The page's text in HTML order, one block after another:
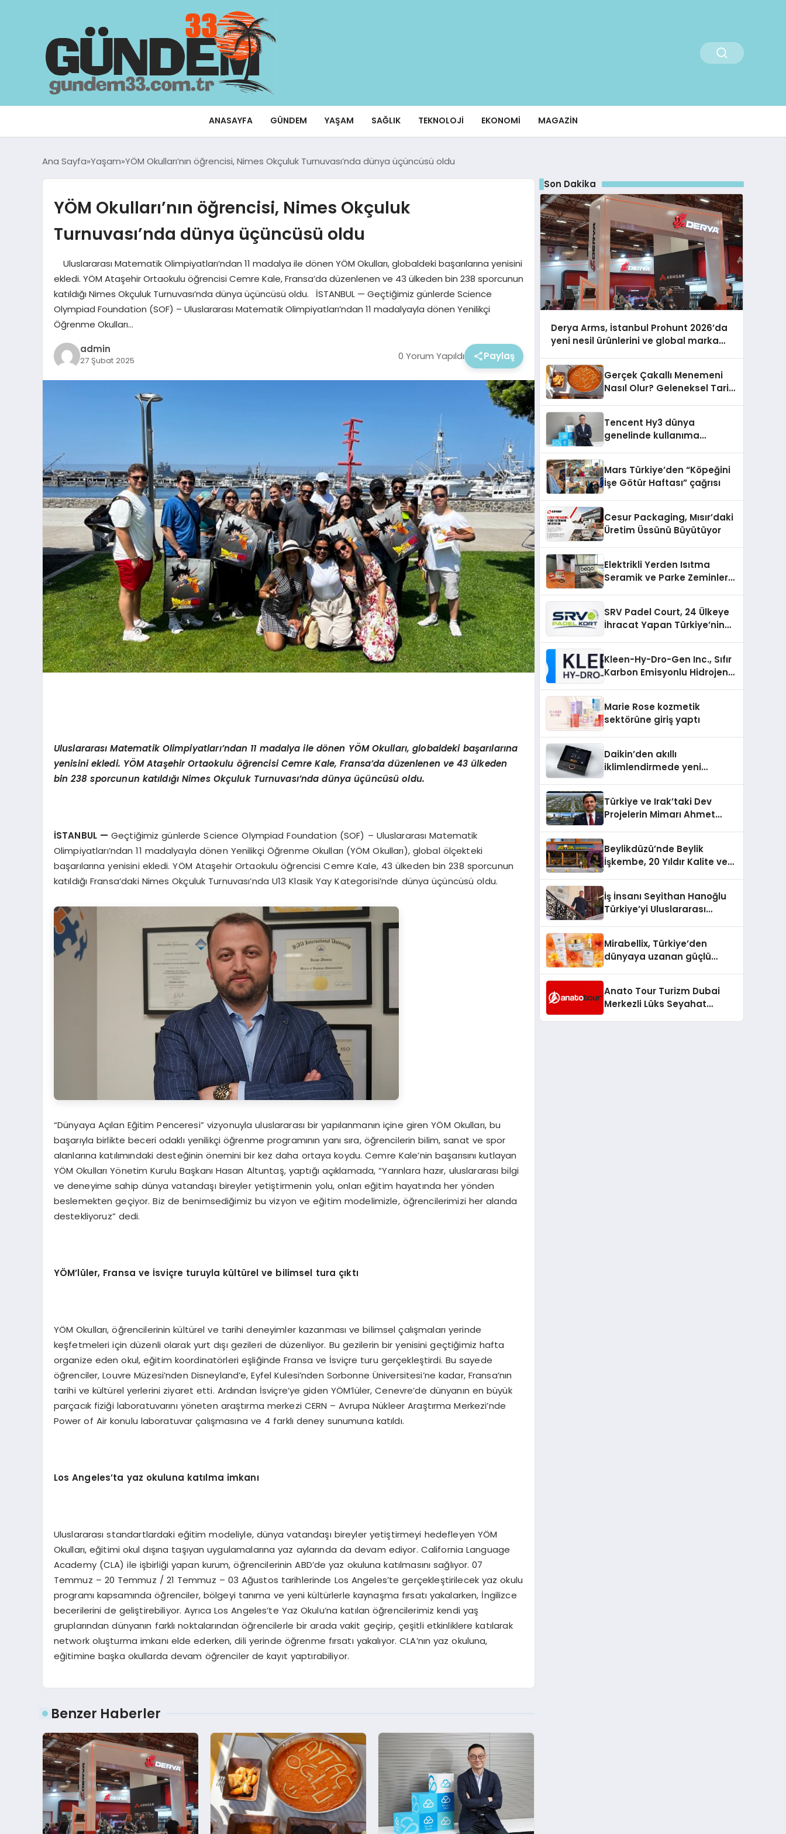
ANASAYFA GÜNDEM YAŞAM SAĞLIK TEKNOLOJI EKONOMI MAGAZIN
Ana Sayfa Yaşam YÖM Okulları’nın öğrencisi, Nimes Okçuluk Turnuvası’nda dünya üçüncüsü oldu
YÖM Okulları’nın öğrencisi, Nimes Okçuluk
Turnuvası’nda dünya üçüncüsü oldu
Uluslararası Matematik Olimpiyatları’ndan 11 madalya ile dönen YÖM Okulları, globaldeki başarılarına yenisini
ekledi. YÖM Ataşehir Ortaokulu öğrencisi Cemre Kale, Fransa’da düzenlenen ve 43 ülkeden bin 238 sporcunun
katıldığı Nimes Okçuluk Turnuvası’nda dünya üçüncüsü oldu. İSTANBUL — Geçtiğimiz günlerde Science
Olympiad Foundation (SOF) – Uluslararası Matematik Olimpiyatları’ndan 11 madalyayla dönen Yenilikçi
Öğrenme Okulları…
admin
27 Şubat 2025 0 Yorum Yapıldı Paylaş
UluslararasıMatematik Olimpiyatları’ndan 11 madalya ile dönen YÖM Okulları, globaldeki başarılarına
yenisini ekledi. YÖM Ataşehir Ortaokulu öğrencisi Cemre Kale, Fransa’da düzenlenen ve 43ülkeden
bin 238 sporcunun katıldığı Nimes Okçuluk Turnuvası’nda dünyaüçüncüsüoldu.
İSTANBUL — Geçtiğimiz günlerde Science Olympiad Foundation (SOF) – Uluslararası Matematik
Olimpiyatları’ndan 11 madalyayla dönen Yenilikçi Öğrenme Okulları (YÖM Okulları), global ölçekteki
başarılarına yenisini ekledi. YÖM Ataşehir Ortaokulu öğrencisi Cemre Kale, 43 ülkeden bin 238 sporcunun
katıldığı Fransa’daki Nimes Okçuluk Turnuvası’nda U13 Klasik Yay Kategorisi’nde dünya üçüncüsü oldu.
“Dünyaya Açılan Eğitim Penceresi” vizyonuyla uluslararası bir yapılanmanın içine giren YÖM Okulları, bu
başarıyla birlikte beceri odaklı yenilikçi öğrenme programının yanı sıra, öğrencilerin bilim, sanat ve spor
alanlarına katılımındaki desteğinin önemini bir kez daha ortaya koydu. Cemre Kale’nin başarısını kutlayan
YÖM Okulları Yönetim Kurulu Başkanı Hasan Altuntaş, yaptığı açıklamada, “Yarınlara hazır, uluslararası bilgi
ve deneyime sahip dünya vatandaşı bireyler yetiştirmenin yolu, onları eğitim hayatında her yönden
beslemekten geçiyor. Biz de benimsediğimiz bu vizyon ve eğitim modelimizle, öğrencilerimizi her alanda
destekliyoruz” dedi.
YÖM’lüler, Fransa ve İsviçre turuyla kültürel ve bilimsel tura çıktı
YÖM Okulları, öğrencilerinin kültürel ve tarihi deneyimler kazanması ve bilimsel çalışmaları yerinde
keşfetmeleri için düzenli olarak yurt dışı gezileri de düzenliyor. Bu gezilerin bir yenisini geçtiğimiz hafta
organize eden okul, eğitim koordinatörleri eşliğinde Fransa ve İsviçre turu gerçekleştirdi. Bu sayede
öğrenciler, Louvre Müzesi’nden Disneyland’e, Eyfel Kulesi’nden Sorbonne Üniversitesi’ne kadar, Fransa’nın
tarihi ve kültürel yerlerini ziyaret etti. Ardından İsviçre’ye giden YÖM’lüler, Cenevre’de dünyanın en büyük
parçacık fiziği laboratuvarını yöneten araştırma merkezi CERN – Avrupa Nükleer Araştırma Merkezi’nde
Power of Air konulu laboratuvar çalışmasına ve 4 farklı deney sunumuna katıldı.
Los Angeles’ta yaz okuluna katılma imkanı
Uluslararası standartlardaki eğitim modeliyle, dünya vatandaşı bireyler yetiştirmeyi hedefleyen YÖM
Okulları, eğitimi okul dışına taşıyan uygulamalarına yaz aylarında da devam ediyor. California Language
Academy (CLA) ile işbirliği yapan kurum, öğrencilerinin ABD’de yaz okuluna katılmasını sağlıyor. 07
Temmuz – 20 Temmuz / 21 Temmuz – 03 Ağustos tarihlerinde Los Angeles’te gerçekleştirilecek yaz okulu
programı kapsamında öğrenciler, bölgeyi tanıma ve yeni kültürlerle kaynaşma fırsatı yakalarken, İngilizce
becerilerini de geliştirebiliyor. Ayrıca Los Angeles’te Yaz Okulu’na katılan öğrencilerimiz kendi yaş
gruplarından dünyanın farklı noktalarından öğrencilerle bir arada vakit geçirip, çeşitli etkinliklere katılarak
network oluşturma imkanı elde ederken, dili yerinde öğrenme fırsatı yakalıyor. CLA’nın yaz okuluna,
eğitimine başka okullarda devam öğrenciler de kayıt yaptırabiliyor.
Benzer Haberler
Son Dakika
Derya Arms, İstanbul Prohunt 2026’da
yeni nesil ürünlerini ve global marka
Gerçek Çakallı Menemeni
Nasıl Olur? Geleneksel Tarif
Tencent Hy3 dünya
genelinde kullanıma
Mars Türkiye’den “Köpeğini
İşe Götür Haftası” çağrısı
Cesur Packaging, Mısır’daki
Üretim Üssünü Büyütüyor
Elektrikli Yerden Isıtma
Seramik ve Parke Zeminler
SRV Padel Court, 24 Ülkeye
İhracat Yapan Türkiye’nin
Kleen-Hy-Dro-Gen Inc., Sıfır
Karbon Emisyonlu Hidrojen
Aldı
Marie Rose kozmetik
sektörüne giriş yaptı
Daikin’den akıllı
iklimlendirmede yeni
Türkiye ve Irak’taki Dev
Projelerin Mimarı Ahmet
Holding Industrial City”
Projesini Hayata Geçirecek
Beylikdüzü’nde Beylik
İşkembe, 20 Yıldır Kalite ve
İş İnsanı Seyithan Hanoğlu
Türkiye’yi Uluslararası
Mirabellix, Türkiye’den
dünyaya uzanan güçlü
Anato Tour Turizm Dubai
Merkezli Lüks Seyahat